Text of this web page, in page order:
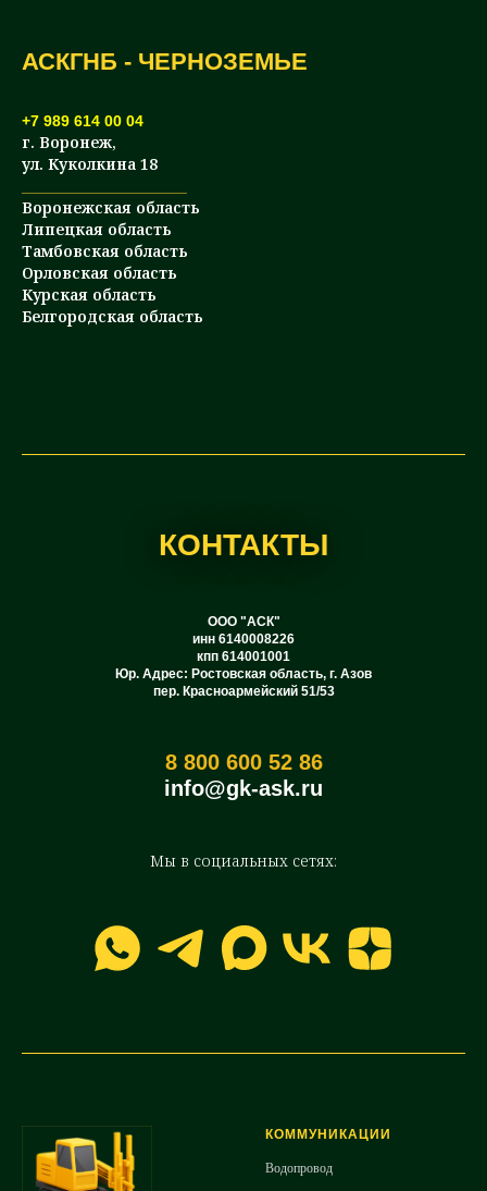
АСКГНБ - ЧЕРНОЗЕМЬЕ
+7 989 614 00 04
г. Воронеж,
ул. Куколкина 18
Воронежская область
Липецкая область
Тамбовская область
Орловская область
Курская область
Белгородская область
КОНТАКТЫ
ООО "АСК"
инн 6140008226
кпп 614001001
Юр. Адрес: Ростовская область, г. Азов
пер. Красноармейский 51/53
8 800 600 52 86
info@gk-ask.ru
Мы в социальных сетях:
КОММУНИКАЦИИ
Водопровод